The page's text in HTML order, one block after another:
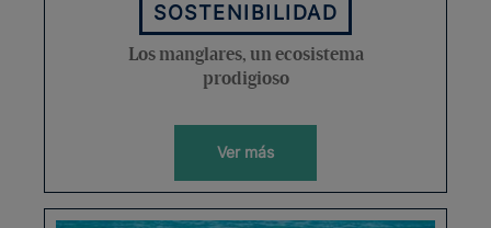
SOSTENIBILIDAD
Los manglares, un ecosistema
prodigioso
Ver más